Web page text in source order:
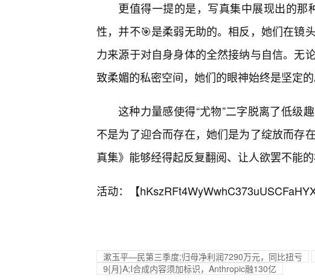
更值得一提的是，写真集中展现出的那
性，并不🎯是柔弱无助的。相反，她们在镜
力来源于对自身身体的全然接纳与自信。无
致柔媚的私密空间，她们的眼神始终是坚定的
这种力量感使得“尤物”二字脱离了低级
不是为了迎合而存在，她们是为了绽放而存
真集》能够经得起反复翻阅、让人欲罢不能的
活动：【
漱玉平—民第三季度;归母净利润7290万元，同比扭亏
9{月}A;I合成内容须加标识，Anthropic融130亿